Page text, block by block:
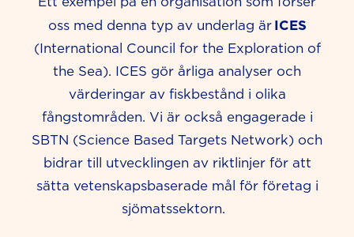
oss med denna typ av underlag är ICES
(International Council for the Explorationof
the Sea). ICES gör årliga analyser och
värderingar av fiskbestånd i olika
fångstområden. Vi är också engagerade i
SBTN (Science Based Targets Network) och
bidrar till utvecklingen av riktlinjer för att
sätta vetenskapsbaserade mål för företag i
sjömatssektorn.